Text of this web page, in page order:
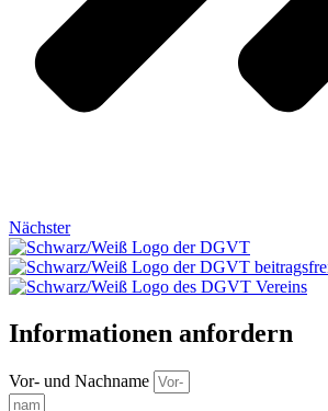
Nächster
Informationen anfordern
Vor- und Nachname